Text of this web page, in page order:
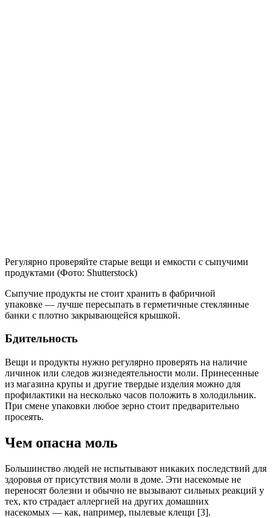
Регулярно проверяйте старые вещи и емкости с сыпучими
продуктами (Фото: Shutterstock)
Сыпучие продукты не стоит хранить в фабричной
упаковке — лучше пересыпать в герметичные стеклянные
банки с плотно закрывающейся крышкой.
Бдительность
Вещи и продукты нужно регулярно проверять на наличие
личинок или следов жизнедеятельности моли. Принесенные
из магазина крупы и другие твердые изделия можно для
профилактики на несколько часов положить в холодильник.
При смене упаковки любое зерно стоит предварительно
просеять.
Чем опасна моль
Большинство людей не испытывают никаких последствий для
здоровья от присутствия моли в доме. Эти насекомые не
переносят болезни и обычно не вызывают сильных реакций у
тех, кто страдает аллергией на других домашних
насекомых — как, например, пылевые клещи [3].